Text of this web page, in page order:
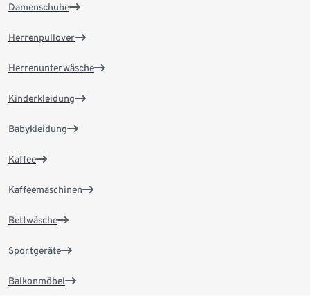
Damenschuhe
Herrenpullover
Herrenunterwäsche
Kinderkleidung
Babykleidung
Kaffee
Kaffeemaschinen
Bettwäsche
Sportgeräte
Balkonmöbel